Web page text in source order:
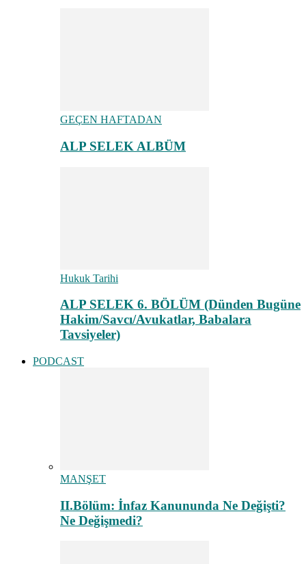
GEÇEN HAFTADAN
ALP SELEK ALBÜM
Hukuk Tarihi
ALP SELEK 6. BÖLÜM (Dünden Bugüne
Hakim/Savcı/Avukatlar, Babalara
Tavsiyeler)
PODCAST
MANŞET
II.Bölüm: İnfaz Kanununda Ne Değişti?
Ne Değişmedi?